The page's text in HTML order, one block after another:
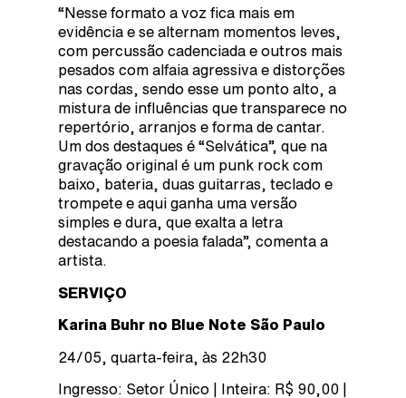
“Nesse formato a voz fica mais em
evidência e se alternam momentos leves,
com percussão cadenciada e outros mais
pesados com alfaia agressiva e distorções
nas cordas, sendo esse um ponto alto, a
mistura de influências que transparece no
repertório, arranjos e forma de cantar.
Um dos destaques é “Selvática”, que na
gravação original é um punk rock com
baixo, bateria, duas guitarras, teclado e
trompete e aqui ganha uma versão
simples e dura, que exalta a letra
destacando a poesia falada”, comenta a
artista.
SERVIÇO
Karina Buhr no Blue Note São Paulo
24/05, quarta-feira, às 22h30
Ingresso: Setor Único | Inteira: R$ 90,00 |